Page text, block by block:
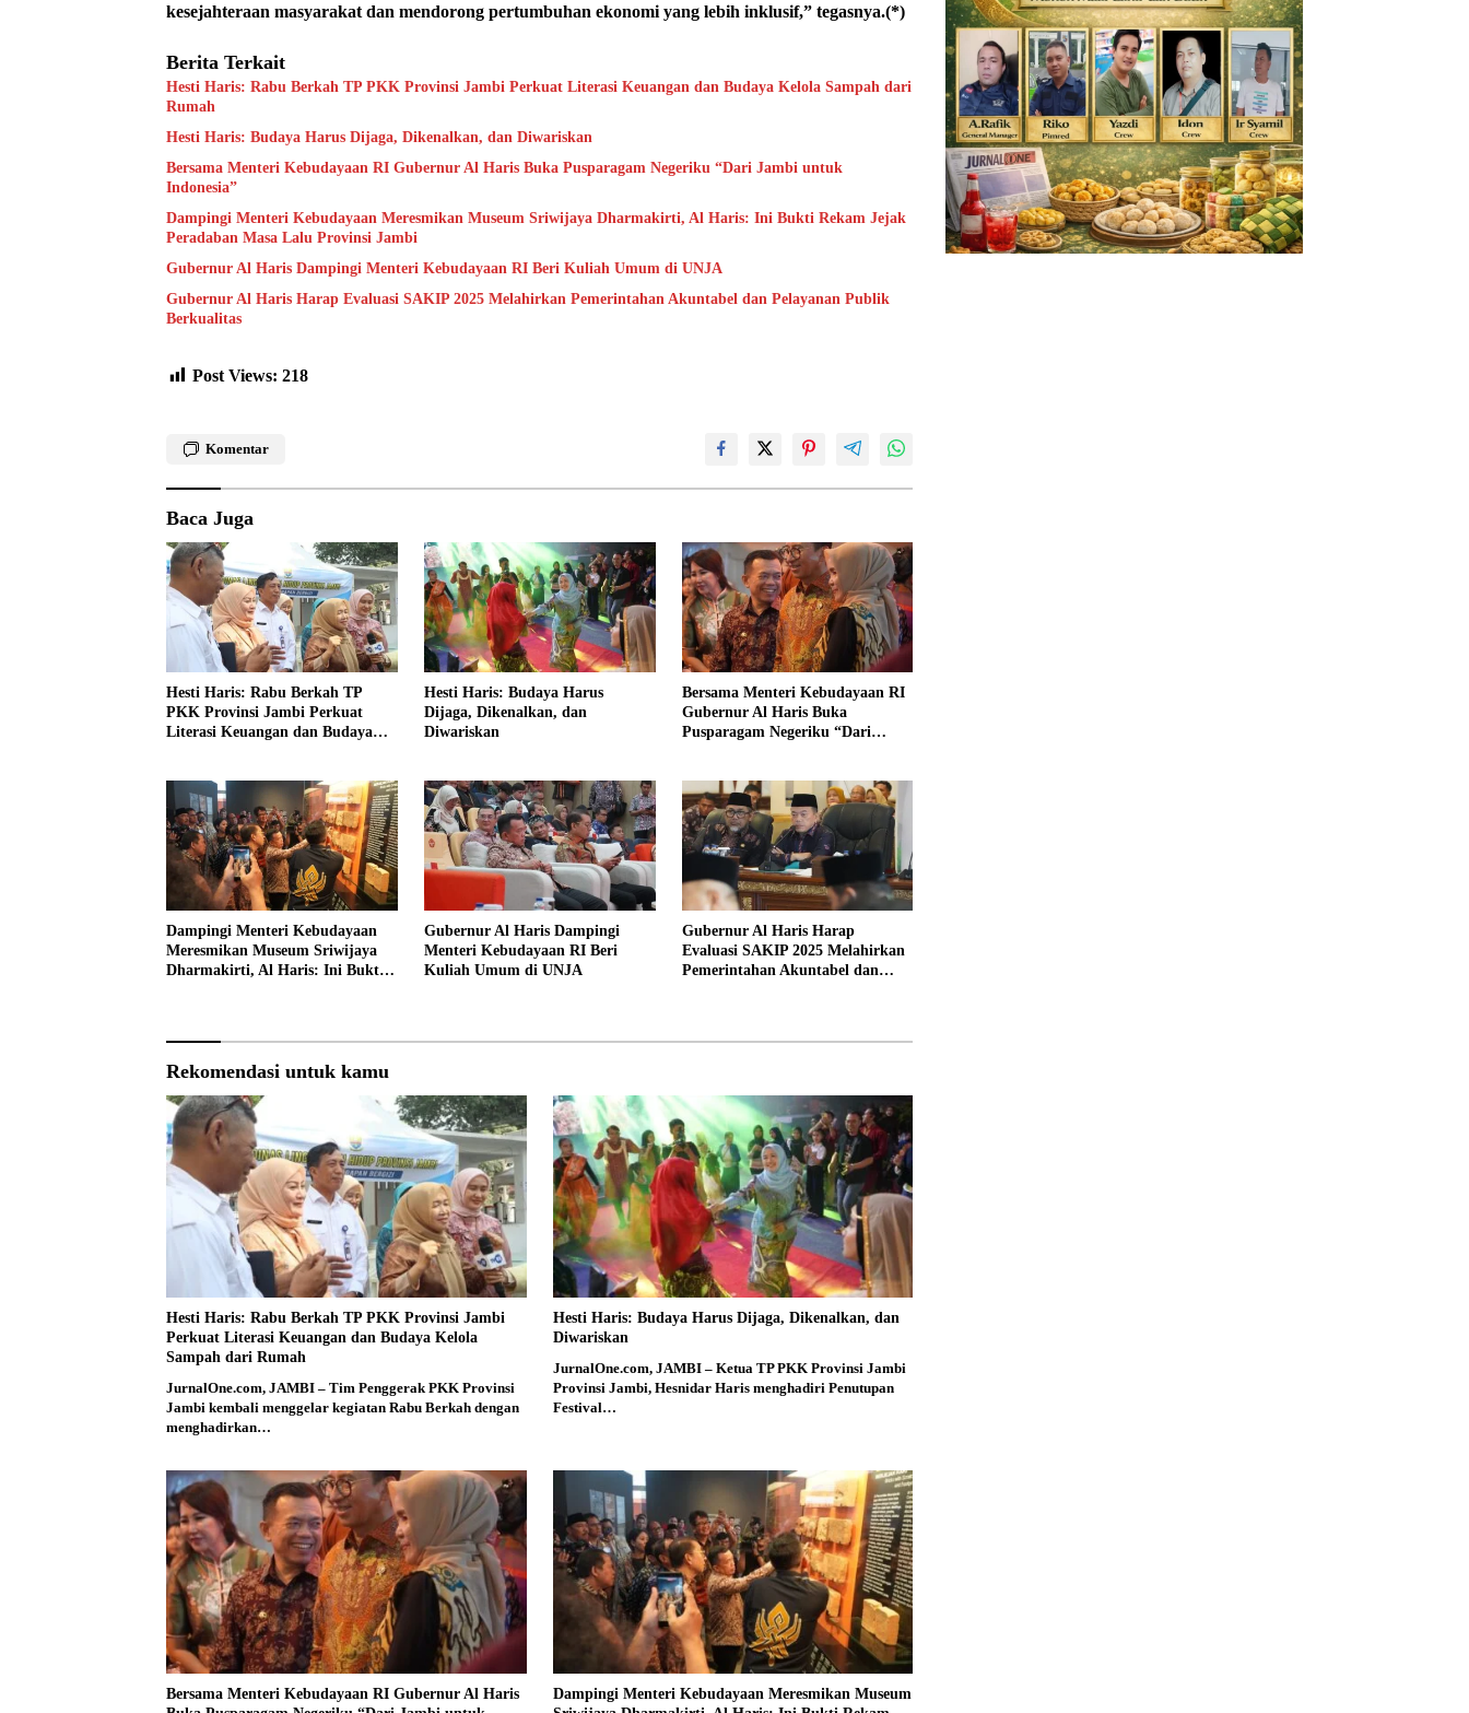
kesejahteraan masyarakat dan mendorong pertumbuhan ekonomi yang lebih inklusif,” tegasnya.(*)
Berita Terkait
Hesti Haris: Rabu Berkah TP PKK Provinsi Jambi Perkuat Literasi Keuangan dan Budaya Kelola Sampah dari
Rumah
Hesti Haris: Budaya Harus Dijaga, Dikenalkan, dan Diwariskan
Bersama Menteri Kebudayaan RI Gubernur Al Haris Buka Pusparagam Negeriku “Dari Jambi untuk
Indonesia”
Dampingi Menteri Kebudayaan Meresmikan Museum Sriwijaya Dharmakirti, Al Haris: Ini Bukti Rekam Jejak
Peradaban Masa Lalu Provinsi Jambi
Gubernur Al Haris Dampingi Menteri Kebudayaan RI Beri Kuliah Umum di UNJA
Gubernur Al Haris Harap Evaluasi SAKIP 2025 Melahirkan Pemerintahan Akuntabel dan Pelayanan Publik
Berkualitas
Post Views: 218
Komentar
Baca Juga
Hesti Haris: Rabu Berkah TP
PKK Provinsi Jambi Perkuat
Literasi Keuangan dan Budaya
Hesti Haris: Budaya Harus
Dijaga, Dikenalkan, dan
Diwariskan
Bersama Menteri Kebudayaan RI
Gubernur Al Haris Buka
Pusparagam Negeriku “Dari
Dampingi Menteri Kebudayaan
Meresmikan Museum Sriwijaya
Dharmakirti, Al Haris: Ini Bukti
Gubernur Al Haris Dampingi
Menteri Kebudayaan RI Beri
Kuliah Umum di UNJA
Gubernur Al Haris Harap
Evaluasi SAKIP 2025 Melahirkan
Pemerintahan Akuntabel dan
Rekomendasi untuk kamu
Hesti Haris: Rabu Berkah TP PKK Provinsi Jambi
Perkuat Literasi Keuangan dan Budaya Kelola
Sampah dari Rumah
JurnalOne.com, JAMBI – Tim Penggerak PKK Provinsi
Jambi kembali menggelar kegiatan Rabu Berkah dengan
menghadirkan…
Hesti Haris: Budaya Harus Dijaga, Dikenalkan, dan
Diwariskan
JurnalOne.com, JAMBI – Ketua TP PKK Provinsi Jambi
Provinsi Jambi, Hesnidar Haris menghadiri Penutupan
Festival…
Bersama Menteri Kebudayaan RI Gubernur Al Haris
Dampingi Menteri Kebudayaan Meresmikan Museum